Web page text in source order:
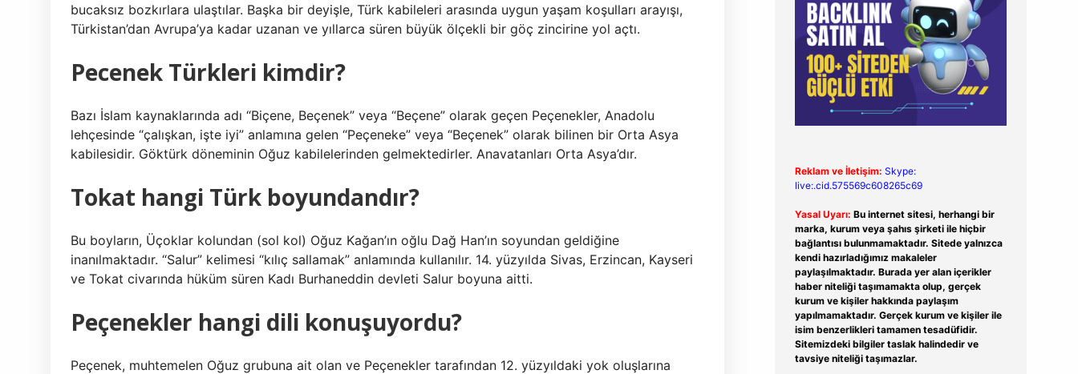
bucaksız bozkırlara ulaştılar. Başka bir deyişle, Türk kabileleri arasında uygun yaşam koşulları arayışı,
Türkistan’dan Avrupa’ya kadar uzanan ve yıllarca süren büyük ölçekli bir göç zincirine yol açtı.
Pecenek Türkleri kimdir?
Bazı İslam kaynaklarında adı “Biçene, Beçenek” veya “Beçene” olarak geçen Peçenekler, Anadolu
lehçesinde “çalışkan, işte iyi” anlamına gelen “Peçeneke” veya “Beçenek” olarak bilinen bir Orta Asya
kabilesidir. Göktürk döneminin Oğuz kabilelerinden gelmektedirler. Anavatanları Orta Asya’dır.
Tokat hangi Türk boyundandır?
Bu boyların, Üçoklar kolundan (sol kol) Oğuz Kağan’ın oğlu Dağ Han’ın soyundan geldiğine
inanılmaktadır. “Salur” kelimesi “kılıç sallamak” anlamında kullanılır. 14. yüzyılda Sivas, Erzincan, Kayseri
ve Tokat civarında hüküm süren Kadı Burhaneddin devleti Salur boyuna aitti.
Peçenekler hangi dili konuşuyordu?
Peçenek, muhtemelen Oğuz grubuna ait olan ve Peçenekler tarafından 12. yüzyıldaki yok oluşlarına
Reklam ve İletişim: Skype:
live:.cid.575569c608265c69
Yasal Uyarı: Bu internet sitesi, herhangi bir
marka, kurum veya şahıs şirketi ile hiçbir
bağlantısı bulunmamaktadır. Sitede yalnızca
kendi hazırladığımız makaleler
paylaşılmaktadır. Burada yer alan içerikler
haber niteliği taşımamakta olup, gerçek
kurum ve kişiler hakkında paylaşım
yapılmamaktadır. Gerçek kurum ve kişiler ile
isim benzerlikleri tamamen tesadüfidir.
Sitemizdeki bilgiler taslak halindedir ve
tavsiye niteliği taşımazlar.